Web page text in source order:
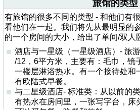
旅馆的类型
有旅馆的很多不同的类型 - 和他们有
看他们在一起。我们将先从最明显的
的一个房间的大小，给出了单间/双人
酒店与一星级（一星级酒店）- 旅
/12，6平方米，主要有：毛巾，镜
一楼层淋浴热水。有一个接待处和
有欧陆式早餐。
与二星级酒店- 标准类：从以前的
有热水在房间里，一张写字台，床